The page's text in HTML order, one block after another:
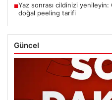
■Yaz sonrası cildinizi yenileyin:
doğal peeling tarifi
Güncel